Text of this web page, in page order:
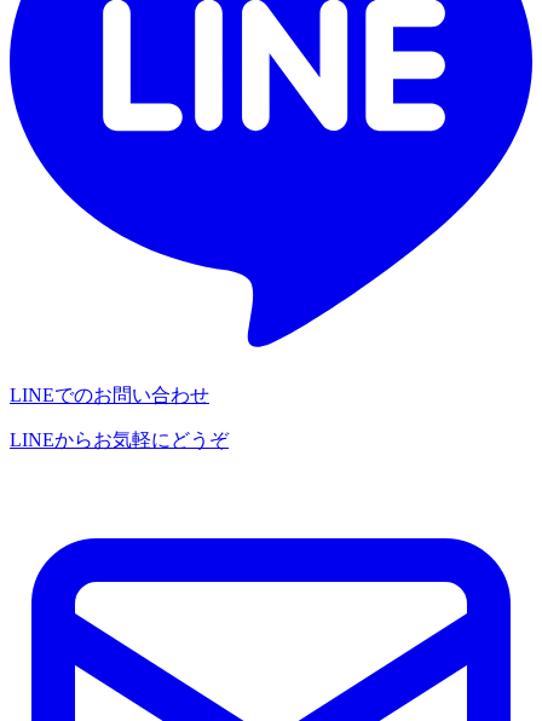
LINEでのお問い合わせ
LINEからお気軽にどうぞ